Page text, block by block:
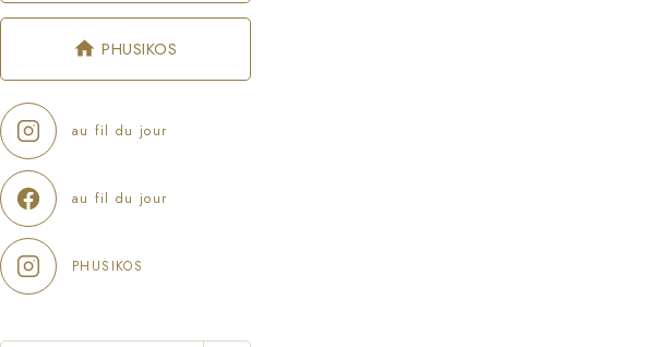
PHUSIKOS
au fil du jour
au fil du jour
PHUSIKOS